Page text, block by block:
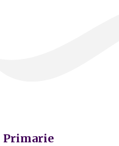
Primarie